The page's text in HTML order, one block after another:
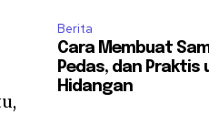
Berita
Cara Membuat
Pedas, dan Praktis
Hidangan